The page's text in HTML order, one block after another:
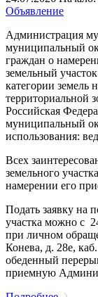
Объявление
Администрация
муниципальный
граждан о
земельный
категории земель
территориальной
Российская
муниципальный
использования:
Всех
земельного
намерении его
Подать заявку на
участка можно с
при личном
Конева, д. 28е,
обеденный
приемную